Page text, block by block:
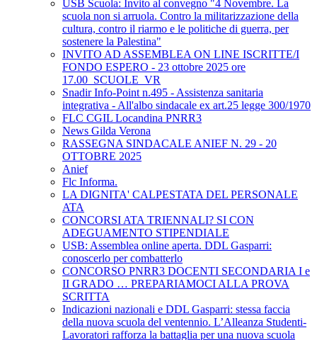
USB Scuola: Invito al convegno "4 Novembre. La
scuola non si arruola. Contro la militarizzazione della
cultura, contro il riarmo e le politiche di guerra, per
sostenere la Palestina"
INVITO AD ASSEMBLEA ON LINE ISCRITTE/I
FONDO ESPERO - 23 ottobre 2025 ore
17.00_SCUOLE_VR
Snadir Info-Point n.495 - Assistenza sanitaria
integrativa - All'albo sindacale ex art.25 legge 300/1970
FLC CGIL Locandina PNRR3
News Gilda Verona
RASSEGNA SINDACALE ANIEF N. 29 - 20
OTTOBRE 2025
Anief
Flc Informa.
LA DIGNITA' CALPESTATA DEL PERSONALE
ATA
CONCORSI ATA TRIENNALI? SI CON
ADEGUAMENTO STIPENDIALE
USB: Assemblea online aperta. DDL Gasparri:
conoscerlo per combatterlo
CONCORSO PNRR3 DOCENTI SECONDARIA I e
II GRADO … PREPARIAMOCI ALLA PROVA
SCRITTA
Indicazioni nazionali e DDL Gasparri: stessa faccia
della nuova scuola del ventennio. L’Alleanza Studenti-
Lavoratori rafforza la battaglia per una nuova scuola